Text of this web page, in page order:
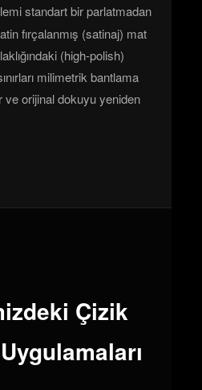
standart bir parlatmadan
fırçalanmış (satinaj) mat
(high-polish)
milimetrik bantlama
orijinal dokuyu yeniden
Çizik